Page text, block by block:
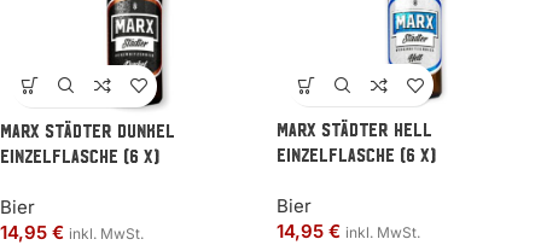
MARX Städter Dunkel
Einzelflasche (6 x)
Bier
14,95 € inkl. MwSt.
MARX Städter Hell
Einzelflasche (6 x)
Bier
14,95 € inkl. MwSt.